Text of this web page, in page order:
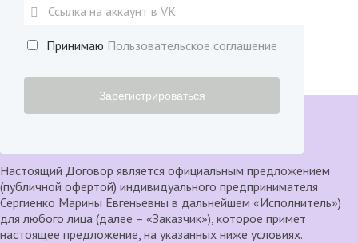
Принимаю Пользовательское соглашение
+7(923)-699-99-63
Договор-оферта
закрыть
Настоящий Договор является официальным предложением
(публичной офертой) индивидуального предпринимателя
Сергиенко Марины Евгеньевны в дальнейшем «Исполнитель»)
для любого лица (далее – «Заказчик»), которое примет
настоящее предложение, на указанных ниже условиях.